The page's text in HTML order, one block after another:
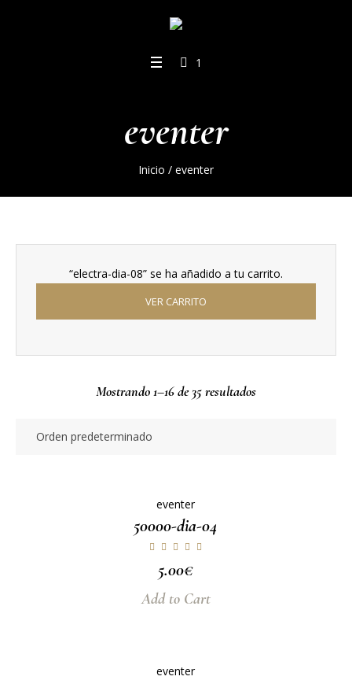
1
eventer
Inicio / eventer
“electra-dia-08” se ha añadido a tu carrito.
VER CARRITO
Mostrando 1–16 de 35 resultados
eventer
50000-dia-04
5.00€
Add to Cart
eventer